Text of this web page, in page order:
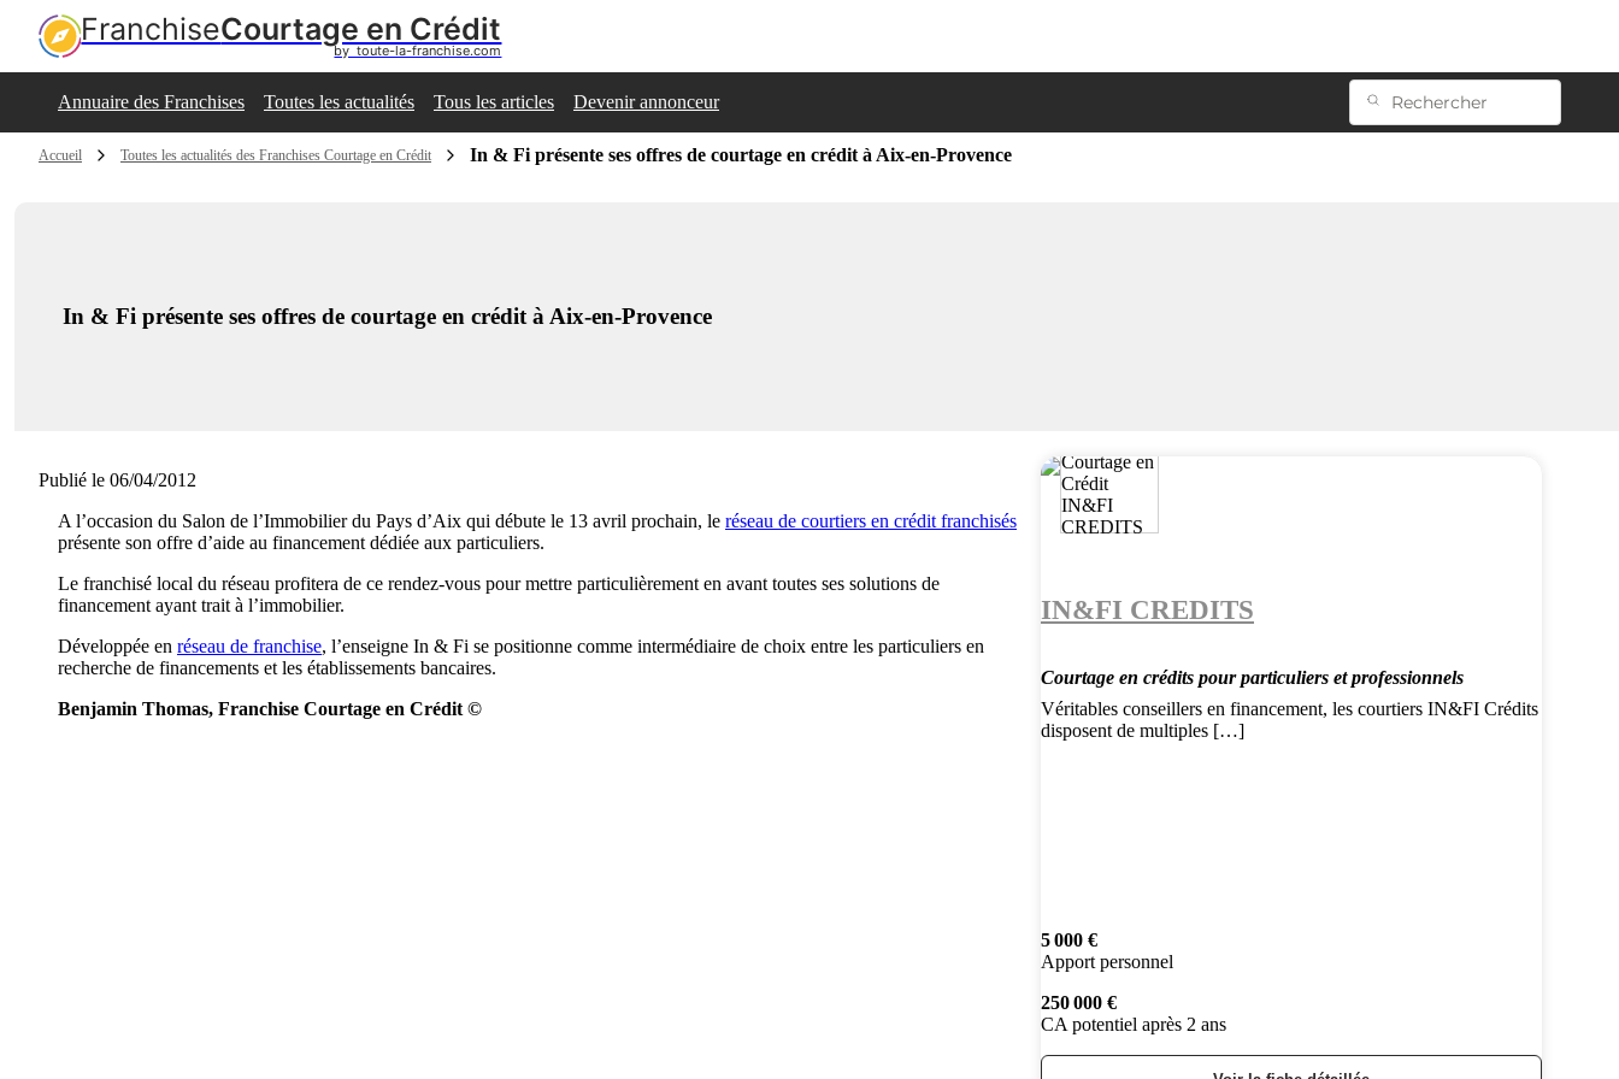
FranchiseCourtage en Crédit
by  toute-la-franchise.com
Annuaire des Franchises Toutes les actualités Tous les articles Devenir annonceur
Accueil Toutes les actualités des Franchises Courtage en Crédit In & Fi présente ses offres de courtage en crédit à Aix-en-Provence
In & Fi présente ses offres de courtage en crédit à Aix-en-Provence
Publié le 06/04/2012
A l’occasion du Salon de l’Immobilier du Pays d’Aix qui débute le 13 avril prochain, le réseau de courtiers en crédit franchisés
présente son offre d’aide au financement dédiée aux particuliers.
Le franchisé local du réseau profitera de ce rendez-vous pour mettre particulièrement en avant toutes ses solutions de
financement ayant trait à l’immobilier.
Développée en réseau de franchise, l’enseigne In & Fi se positionne comme intermédiaire de choix entre les particuliers en
recherche de financements et les établissements bancaires.
Benjamin Thomas, Franchise Courtage en Crédit ©
IN&FI CREDITS
Courtage en crédits pour particuliers et professionnels
Véritables conseillers en financement, les courtiers IN&FI Crédits
disposent de multiples […]
5 000 €
Apport personnel
250 000 €
CA potentiel après 2 ans